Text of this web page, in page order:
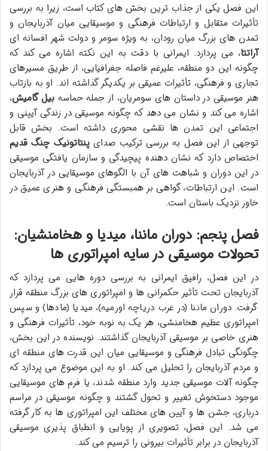
این فصل یکی از جذاب ترین بخش های کتاب است، زیرا به بررسی
تأثیرات متقابل و ارتباطات فرهنگی و موسیقایی میان آذربایجان و
تمدن های بزرگ میان رودان، به ویژه سومر و دولت شهر افسانه ای
آراتتا، می پردازد. ایمرانی با دقت به این نکته اشاره می کند که
چگونه این دو منطقه، علیرغم فاصله جغرافیایی، از طریق مسیرهای
تجاری و فرهنگی، تأثیرات عمیقی بر یکدیگر گذاشته اند. او به بازتاب
هنر موسیقی در داستان های سومریان، از جمله حماسهبیل گامیش،
اشاره می کند و نشان می دهد که چگونه موسیقی در زندگی آیینی و
اجتماعی این تمدن ها نقشی محوری داشته است. بخش قابل
توجهی از این فصل به بررسی ترکیب صدایپنتاتونیک چنگ قدیم
اختصاص دارد که نشان دهنده پیچیدگی و سازمان یافتگی موسیقی
در این دوران و شباهت های آن با الگوهای موسیقایی در آذربایجان
است. این ارتباطات، گواهی بر همبستگی فرهنگی و هنری عمیق در
خاور نزدیک باستان است.
فصل پنجم: دوران ماننا، میدیا و هخامنشیان:
تحولات موسیقی در سایه امپراتوری ها
در این فصل، رافیق ایمرانی به بررسی دوره هایی می پردازد که
آذربایجان تحت تأثیر حکمرانی ها و امپراتوری های بزرگ منطقه قرار
گرفت. دوران ماننا (در غرب دریاچه اورمیه)، میدیا (مادها) و سپس
امپراتوری عظیم هخامنشی، هر یک به نوبه خود، تأثیرات فرهنگی و
هنری خاصی بر موسیقی آذربایجان گذاشتند. نویسنده در این بخش،
چگونگی تبادل فرهنگی و موسیقایی میان این قدرت های منطقه ای
و مردم آذربایجان را تحلیل می کند. او به این موضوع می پردازد که
چگونه آلات موسیقی جدید وارد منطقه شدند، یا فرم های موسیقایی
موجود دستخوش تغییر و تحول گشتند و چگونه موسیقی در مراسم
درباری، جشن ها و آیین های مختلف این امپراتوری ها به کار گرفته
می شد. این فصل، تصویری از پویایی و انطباق پذیری موسیقی
آذربایجان در برابر تأثیرات بیرونی را ترسیم می کند.